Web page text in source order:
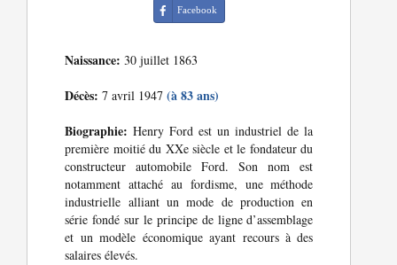
Facebook
Naissance: 30 juillet 1863
Décès: 7 avril 1947(à 83 ans)
Biographie: Henry Ford est un industriel de la
première moitié du XXe siècle et le fondateur du
constructeur automobile Ford. Son nom est
notamment attaché au fordisme, une méthode
industrielle alliant un mode de production en
série fondé sur le principe de ligne d’assemblage
et un modèle économique ayant recours à des
salaires élevés.